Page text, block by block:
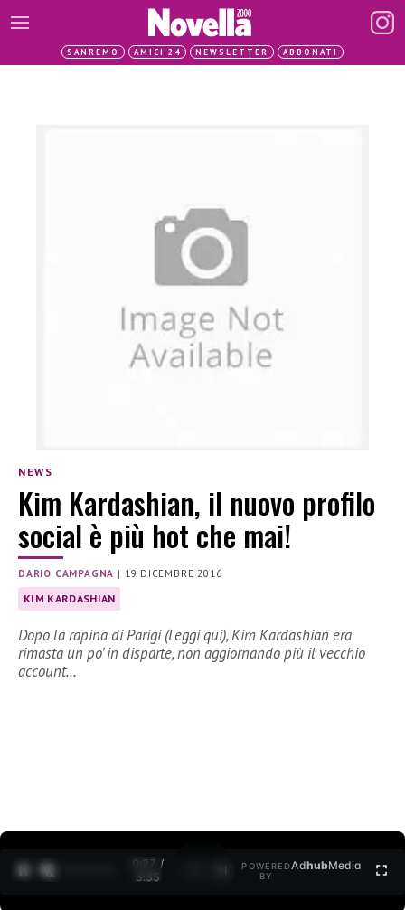
SANREMO AMICI 24 NEWSLETTER ABBONATI
NEWS
Kim Kardashian, il nuovo profilo
social è più hot che mai!
DARIO CAMPAGNA | 19 DICEMBRE 2016
KIM KARDASHIAN
Dopo la rapina di Parigi (Leggi qui), Kim Kardashian era
rimasta un po’ in disparte, non aggiornando più il vecchio
account…
0:27 /
3:35
POWERED
BY
AdhubMedia